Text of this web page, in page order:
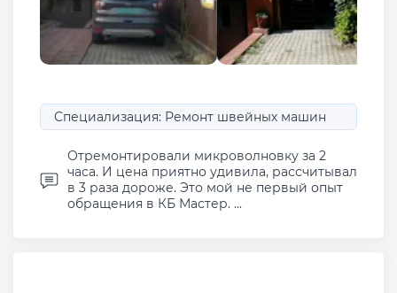
Специализация: Ремонт швейных машин
Отремонтировали микроволновку за 2
часа. И цена приятно удивила, рассчитывал
в 3 раза дороже. Это мой не первый опыт
обращения в КБ Мастер. ...